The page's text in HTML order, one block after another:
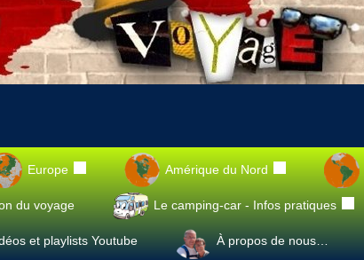
Europe Amérique du Nord
du voyage Le camping-car - Infos pratiques
et playlists Youtube À propos de nous…